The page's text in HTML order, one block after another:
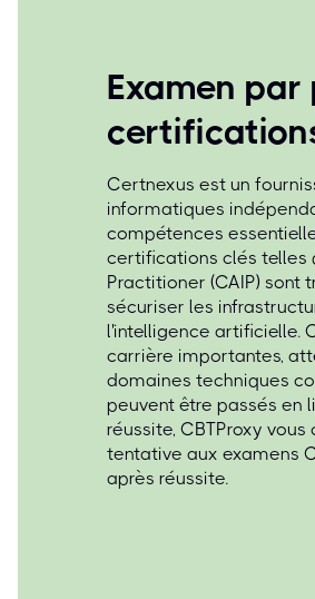
Examen
Certnexus est un
informatiques
compétences
certifications clés telles
Practitioner (CAIP) sont
sécuriser les
l'intelligence artificielle.
carrière importantes,
domaines techniques
peuvent être passés en
réussite, CBTProxy
tentative aux examens
après réussite.